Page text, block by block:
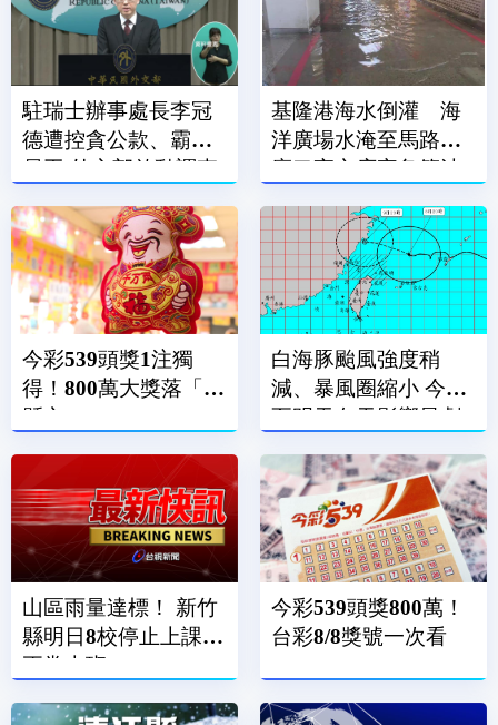
駐瑞士辦事處長李冠
德遭控貪公款、霸凌
員工 外交部啟動調查
基隆港海水倒灌 海
洋廣場水淹至馬路、
廟口夜市店家急築沙
今彩539頭獎1注獨
得！800萬大獎落「這
縣市」
白海豚颱風強度稍
減、暴風圈縮小 今晚
至明天白天影響最劇
山區雨量達標！ 新竹
縣明日8校停止上課、
正常上班
今彩539頭獎800萬！
台彩8/8獎號一次看